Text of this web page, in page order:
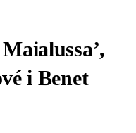
i Benet